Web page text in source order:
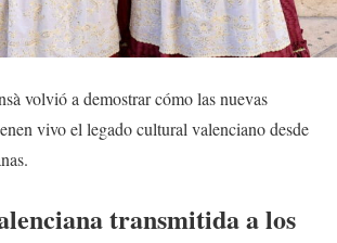
volvió a demostrar cómo las nuevas
vivo el legado cultural valenciano desde
transmitida a los